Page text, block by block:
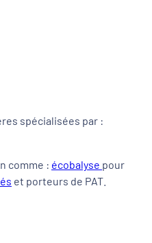
spécialisées par :
comme : écobalyse pour
et porteurs de PAT.